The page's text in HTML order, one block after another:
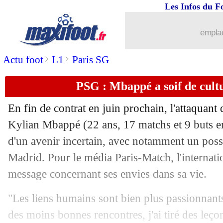
Actu foot> L1 > Paris SG
Les Infos du
PSG : Mbappé a soif de
En fin de contrat en juin prochain, l'attaquant
Kylian Mbappé (22 ans, 17 matchs et 9 buts
d'un avenir incertain, avec notamment un
Madrid. Pour le média Paris-Match,
message concernant ses envies dans sa vie.
"Les liens humains sont bien plus
des moins bonnes rencontres, j'ai tiré des
OM: Payet, les mots forts de
16/12 Ang.
16/12 LFP: Labrune réagit aux annonces
16/12 Bayern : Nagelsmann veut prêter
16/12 ASSE: un budget mercato à la hausse
16/12 Lille: Botman, Newcastle fait peur...
16/12 Arsenal: Tuchel va parler à